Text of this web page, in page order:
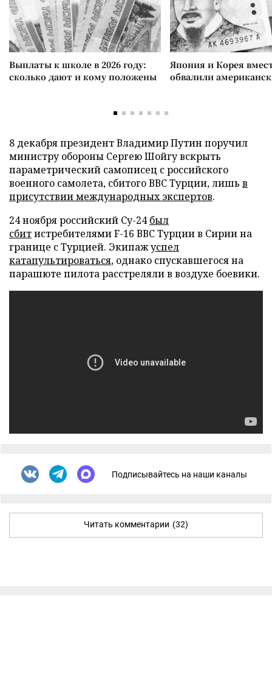
Выплаты к школе в 2026 году:
сколько дают и кому положены
Япония и Корея
обвалили
8 декабря президент Владимир Путин поручил
министру обороны Сергею Шойгу вскрыть
параметрический самописец с российского
военного самолета, сбитого ВВС Турции, лишь в
присутствии международных экспертов.
24 ноября российский Су-24был
сбитистребителями F-16 ВВС Турции в Сирии на
границе с Турцией. Экипажуспел
катапультироваться, однако спускавшегося на
парашюте пилота расстреляли в воздухе боевики.
Подписывайтесь на наши каналы
Читать комментарии (32)